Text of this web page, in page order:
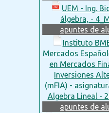
UEM - Ing.
álgebra, -
apuntes de
Instituto
Mercados
en Mercados
Inversiones
(mFIA) -
Algebra Lineal -
apuntes de